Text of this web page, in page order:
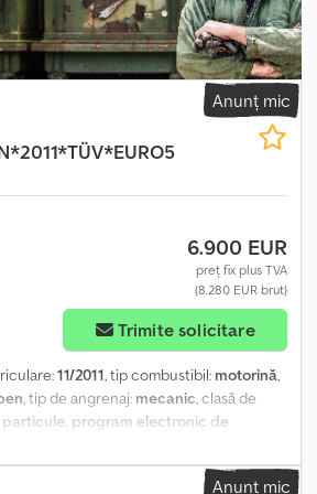
în staționare ✅ Geamuri termopan
Portbagaj suplimentar pentru bagaje
LED ✅ Treaptă suplimentară
laterale decorative îmbrăcate în
în ton cu interiorul vehiculului ✅ Sistem
✅ Linoleum profesional pentru
comandă dedicat pentru instalațiile
originală a vehiculului ✅ Spațiu de
vizibilitate și confort sporite
emisă pentru 19+1+1 locuri ✔
transport persoane, transport
ridicat de confort și finisaje premium.
Anunț mic
6.900 EUR
preț fix plus TVA
(8.280 EUR brut)
Trimite solicitare
11/2011, tip combustibil: motorină,
, tip de angrenaj: mecanic, clasă de
particule, program electronic de
interioară a platformei de încărcare:
Anunț mic